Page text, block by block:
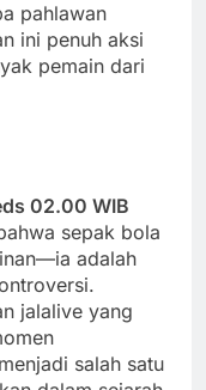
pahlawan
ini penuh aksi
pemain dari
02.00 WIB
sepak bola
adalah
jalalive yang
salah satu